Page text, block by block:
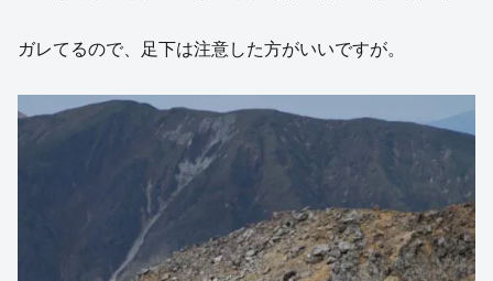
ガレてるので、足下は注意した方がいいですが。